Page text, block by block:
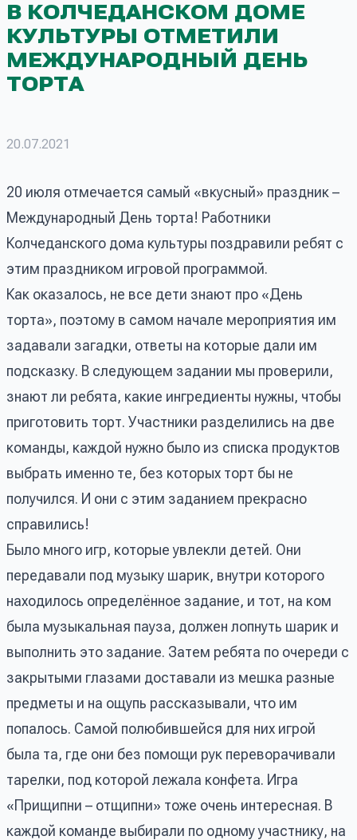
В КОЛЧЕДАНСКОМ ДОМЕ
КУЛЬТУРЫ ОТМЕТИЛИ
МЕЖДУНАРОДНЫЙ ДЕНЬ
ТОРТА
20.07.2021
20 июля отмечается самый «вкусный» праздник –
Международный День торта! Работники
Колчеданского дома культуры поздравили ребят с
этим праздником игровой программой.
Как оказалось, не все дети знают про «День
торта», поэтому в самом начале мероприятия им
задавали загадки, ответы на которые дали им
подсказку. В следующем задании мы проверили,
знают ли ребята, какие ингредиенты нужны, чтобы
приготовить торт. Участники разделились на две
команды, каждой нужно было из списка продуктов
выбрать именно те, без которых торт бы не
получился. И они с этим заданием прекрасно
справились!
Было много игр, которые увлекли детей. Они
передавали под музыку шарик, внутри которого
находилось определённое задание, и тот, на ком
была музыкальная пауза, должен лопнуть шарик и
выполнить это задание. Затем ребята по очереди с
закрытыми глазами доставали из мешка разные
предметы и на ощупь рассказывали, что им
попалось. Самой полюбившейся для них игрой
была та, где они без помощи рук переворачивали
тарелки, под которой лежала конфета. Игра
«Прищипни – отщипни» тоже очень интересная. В
каждой команде выбирали по одному участнику, на